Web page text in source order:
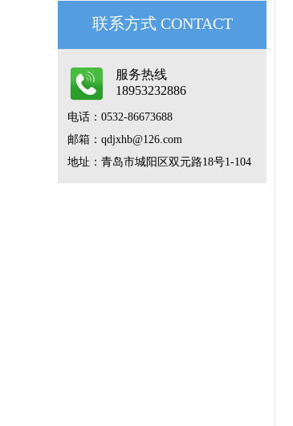
联系方式CONTACT
服务热线
18953232886
电话：0532-86673688
邮箱：qdjxhb@126.com
地址：青岛市城阳区双元路18号1-104